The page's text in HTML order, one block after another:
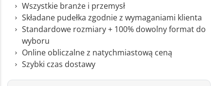
Wszystkie branże i przemysł
Składane pudełka zgodnie z wymaganiami klienta
Standardowe rozmiary + 100% dowolny format do
wyboru
Online obliczalne z natychmiastową ceną
Szybki czas dostawy